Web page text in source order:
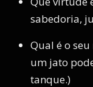
sabedoria,
Qual é o
um jato
tanque.)